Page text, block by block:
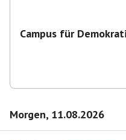
Campus für
Morgen, 11.08.2026